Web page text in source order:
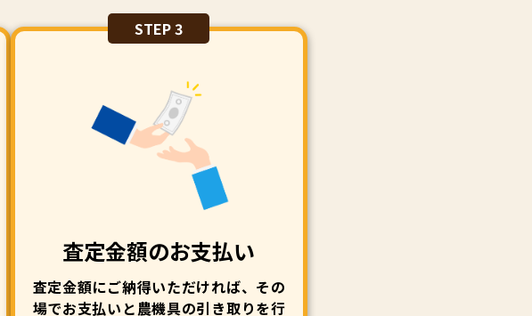
STEP 3
査定金額のお支払い
査定金額にご納得いただければ、その
場でお支払いと農機具の引き取りを行